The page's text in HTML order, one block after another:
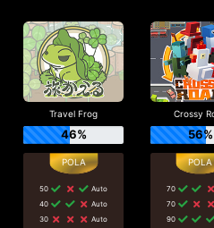
Travel Frog
46%
50
Auto
40
Auto
30
Auto
Crossy
56%
70
70
90